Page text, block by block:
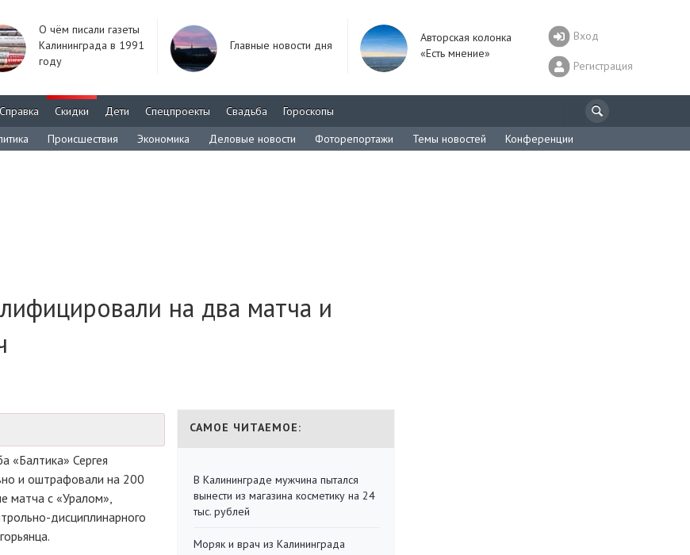
О чём писали газеты
Калининграда в 1991
году
Главные новости дня
Авторская колонка
«Есть мнение»
Вход
Регистрация
Справка Скидки Дети Спецпроекты Свадьба
Гороскопы
Происшествия Экономика Деловые новости Фоторепортажи Темы новостей Конференции
на два матча и
«Балтика» Сергея
и оштрафовали на 200
матча с «Уралом»,
дисциплинарного
САМОЕ ЧИТАЕМОЕ:
В Калининграде мужчина пытался
вынести из магазина косметику на 24
тыс. рублей
Моряк и врач из Калининграда